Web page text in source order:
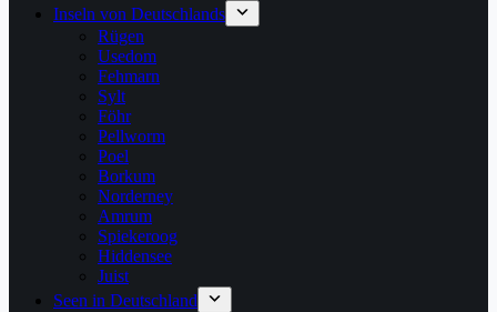
Inseln von Deutschlands
Rügen
Usedom
Fehmarn
Sylt
Föhr
Pellworm
Poel
Borkum
Norderney
Amrum
Spiekeroog
Hiddensee
Juist
Seen in Deutschland